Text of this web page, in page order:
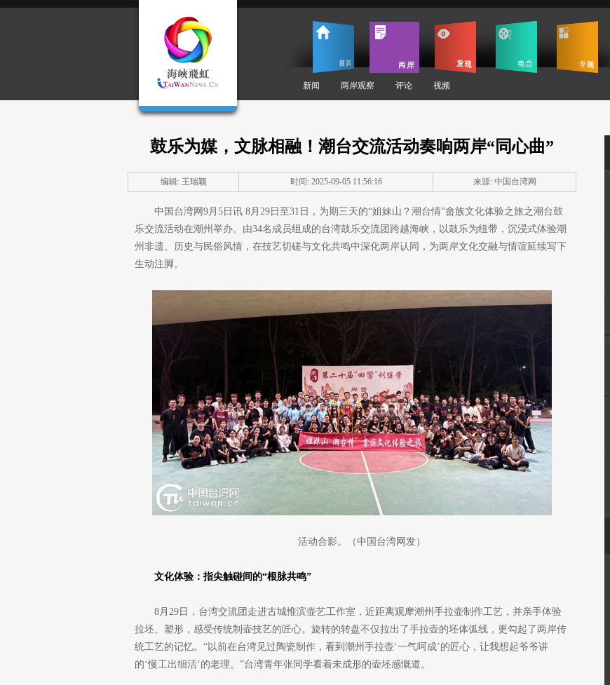
新闻 两岸观察 评论 视频
鼓乐为媒，文脉相融！潮台交流活动奏响两岸“同心曲”
编辑: 王瑞颖 时间: 2025-09-05 11:56:16 来源: 中国台湾网
中国台湾网9月5日讯 8月29日至31日，为期三天的“姐妹山？潮台情”畲族文化体验之旅之潮台鼓
乐交流活动在潮州举办。由34名成员组成的台湾鼓乐交流团跨越海峡，以鼓乐为纽带，沉浸式体验潮
州非遗、历史与民俗风情，在技艺切磋与文化共鸣中深化两岸认同，为两岸文化交融与情谊延续写下
生动注脚。
活动合影。（中国台湾网发）
文化体验：指尖触碰间的“根脉共鸣”
8月29日，台湾交流团走进古城惟滨壶艺工作室，近距离观摩潮州手拉壶制作工艺，并亲手体验
拉坯、塑形，感受传统制壶技艺的匠心。旋转的转盘不仅拉出了手拉壶的坯体弧线，更勾起了两岸传
统工艺的记忆。“以前在台湾见过陶瓷制作，看到潮州手拉壶‘一气呵成’的匠心，让我想起爷爷讲
的‘慢工出细活’的老理。”台湾青年张同学看着未成形的壶坯感慨道。